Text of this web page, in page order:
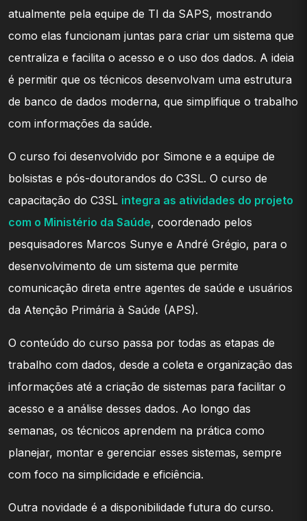
atualmente pela equipe de TI da SAPS, mostrando
como elas funcionam juntas para criar um sistema que
centraliza e facilita o acesso e o uso dos dados. A ideia
é permitir que os técnicos desenvolvam uma estrutura
de banco de dados moderna, que simplifique o trabalho
com informações da saúde.
O curso foi desenvolvido por Simone e a equipe de
bolsistas e pós-doutorandos do C3SL. O curso de
capacitação do C3SL integra as atividades do projeto
com o Ministério da Saúde, coordenado pelos
pesquisadores Marcos Sunye e André Grégio, para o
desenvolvimento de um sistema que permite
comunicação direta entre agentes de saúde e usuários
da Atenção Primária à Saúde (APS).
O conteúdo do curso passa por todas as etapas de
trabalho com dados, desde a coleta e organização das
informações até a criação de sistemas para facilitar o
acesso e a análise desses dados. Ao longo das
semanas, os técnicos aprendem na prática como
planejar, montar e gerenciar esses sistemas, sempre
com foco na simplicidade e eficiência.
Outra novidade é a disponibilidade futura do curso.